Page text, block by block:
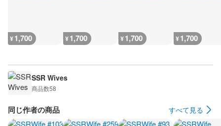
¥1,700 ¥1,700 ¥1,700 ¥1,700
SSR Wives
商品数58
同じ作者の商品 すべて見る